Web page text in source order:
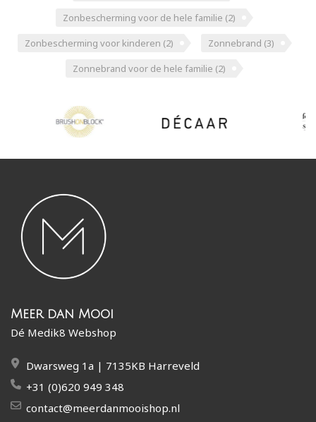
Zonbescherming voor de hele familie (2)
Zonbescherming voor kinderen (2) Zonnebrand (3)
Zonnebrand voor de hele familie (2)
Meer dan Mooi
Dé Medik8 Webshop
Dwarsweg 1a | 7135KB Harreveld
+31 (0)620 949 348
contact@meerdanmooishop.nl